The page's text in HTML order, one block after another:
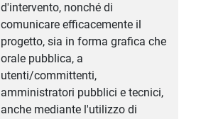
d'intervento, nonché di
comunicare efficacemente il
progetto, sia in forma grafica che
orale pubblica, a
utenti/committenti,
amministratori pubblici e tecnici,
anche mediante l'utilizzo di